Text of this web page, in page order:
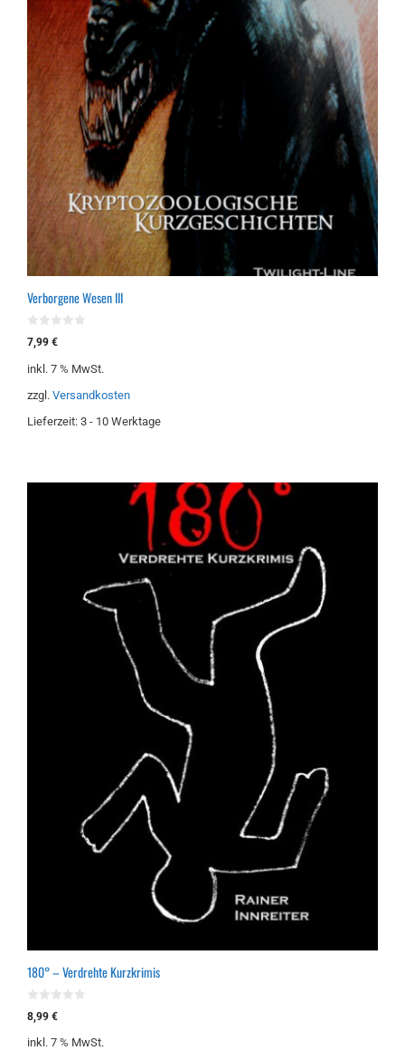
Verborgene Wesen III
0
v
n
7,99 €
inkl. 7 % MwSt.
zzgl. Versandkosten
Lieferzeit: 3 - 10 Werktage
180° – Verdrehte Kurzkrimis
0
v
n
8,99 €
inkl. 7 % MwSt.